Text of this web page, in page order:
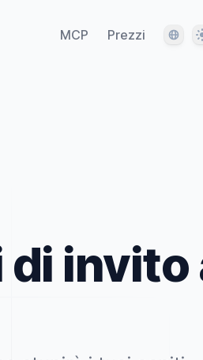
MCP Prezzi Lingua
invito